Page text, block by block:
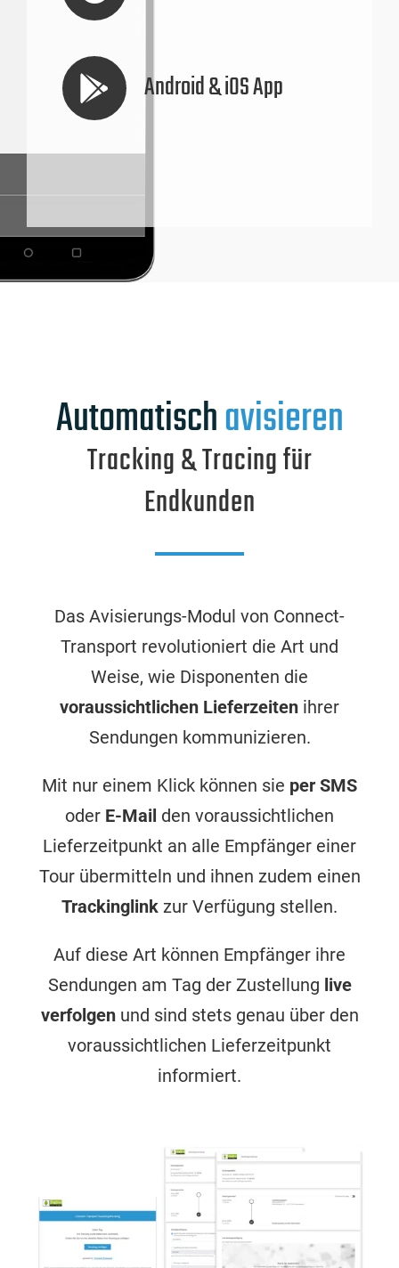
Android & iOS App
Automatischavisieren
Tracking & Tracing für
Endkunden
Das Avisierungs-Modul von Connect-
Transport revolutioniert die Art und
Weise, wie Disponenten die
voraussichtlichen Lieferzeiten ihrer
Sendungen kommunizieren.
Mit nur einem Klick können sie per SMS
oder E-Mail den voraussichtlichen
Lieferzeitpunkt an alle Empfänger einer
Tour übermitteln und ihnen zudem einen
Trackinglink zur Verfügung stellen.
Auf diese Art können Empfänger ihre
Sendungen am Tag der Zustellung live
verfolgenund sind stets genau über den
voraussichtlichen Lieferzeitpunkt
informiert.